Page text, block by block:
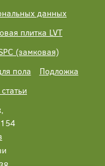
данных
плитка LVT
(замковая)
пола
Подложка